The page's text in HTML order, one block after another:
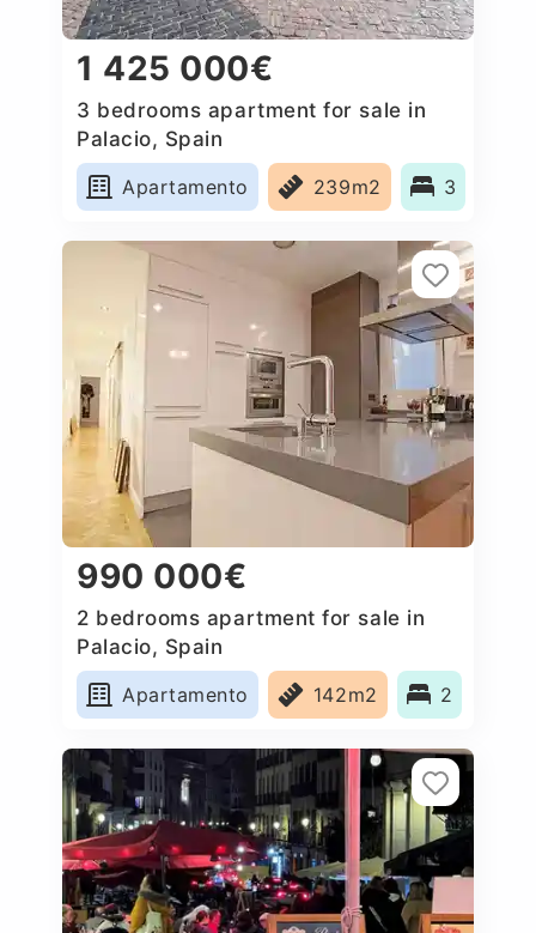
1 425 000€
3 bedrooms apartment for sale in
Palacio, Spain
Apartamento
239m2 3
990 000€
2 bedrooms apartment for sale in
Palacio, Spain
Apartamento
142m2 2